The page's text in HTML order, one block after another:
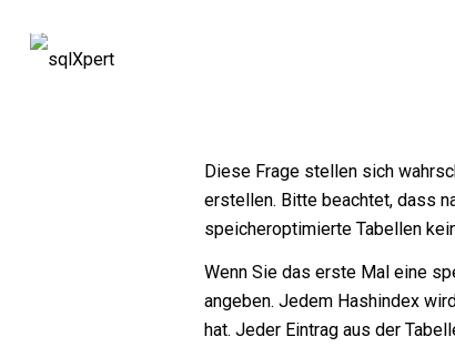
Diese Frage stellen sich
erstellen. Bitte beachtet, dass
speicheroptimierte Tabellen
Wenn Sie das erste Mal eine
angeben. Jedem Hashindex
hat. Jeder Eintrag aus der